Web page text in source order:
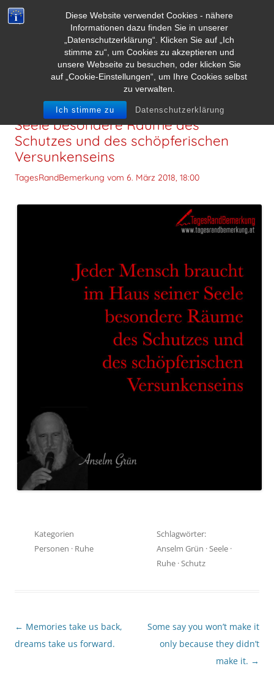
Diese Website verwendet Cookies - nähere
Informationen dazu finden Sie in unserer
„Datenschutzerklärung“. Klicken Sie auf „Ich
stimme zu“, um Cookies zu akzeptieren und
unsere Webseite zu besuchen, oder klicken Sie
auf „Cookie-Einstellungen“, um Ihre Cookies selbst
zu verwalten.
Ich stimme zu Datenschutzerklärung
Jeder Mensch braucht im Haus seiner
Seele besondere Räume des
Schutzes und des schöpferischen
Versunkenseins
TagesRandBemerkung vom 6. März 2018, 18:00
Kategorien
Personen · Ruhe
Schlagwörter:
Anselm Grün ·Seele ·
Ruhe ·Schutz
Beitragsnavigation
← Memories take us back,
dreams take us forward.
Some say you won’t make it
only because they didn’t
make it. →